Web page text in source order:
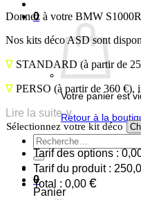
0
Votre panier est
Retour à la
Recherche
pour :
0
Panier
Donnez à votre BMW
Nos kits déco ASD sont
∇ STANDARD (à partir de
∇ PERSO (à partir de 360 €),
Lire la suite ∨
Sélectionnez votre kit déco
Tarif des options :
Tarif du produit :
Total : 0,00 €